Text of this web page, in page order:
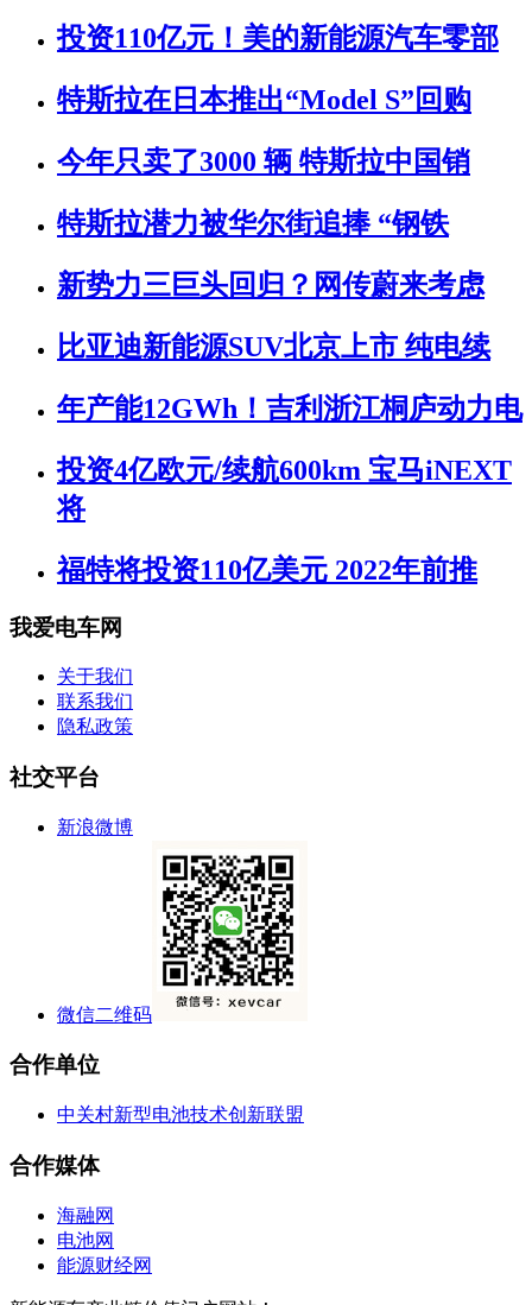
投资110亿元！美的新能源汽车零部
特斯拉在日本推出“Model S”回购
今年只卖了3000 辆 特斯拉中国销
特斯拉潜力被华尔街追捧 “钢铁
新势力三巨头回归？网传蔚来考虑
比亚迪新能源SUV北京上市 纯电续
年产能12GWh！吉利浙江桐庐动力电
投资4亿欧元/续航600km 宝马iNEXT
将
福特将投资110亿美元 2022年前推
我爱电车网
关于我们
联系我们
隐私政策
社交平台
新浪微博
微信二维码
合作单位
中关村新型电池技术创新联盟
合作媒体
海融网
电池网
能源财经网